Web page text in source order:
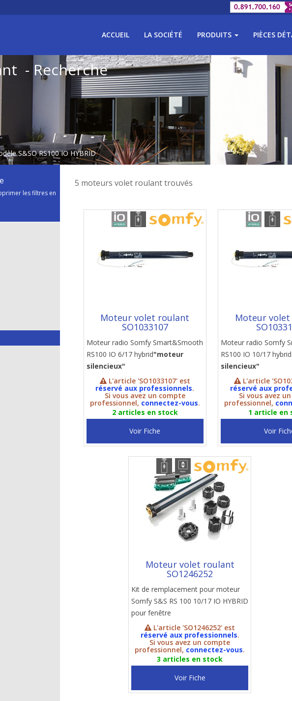
ACCUEIL LA SOCIÉTÉ PRODUITS PIÈCES
- Recherche
S&SO RS100 IO HYBRID
les filtres en
5 moteurs volet roulant trouvés
Moteur volet roulant
SO1033107
Moteur radio Somfy Smart&Smooth
RS100 IO 6/17 hybrid"moteur
silencieux"
L'article 'SO1033107' est
réservé aux professionnels.
Si vous avez un compte
professionnel, connectez-vous.
2 articles en stock
Voir Fiche
Moteur
Moteur radio Somfy
RS100 IO 10/17 hybrid
silencieux"
L'article
réservé aux
Si vous avez
professionnel,
1 article en
Voir
Moteur volet roulant
SO1246252
Kit de remplacement pour moteur
Somfy S&S RS 100 10/17 IO HYBRID
pour fenêtre
L'article 'SO1246252' est
réservé aux professionnels.
Si vous avez un compte
professionnel, connectez-vous.
3 articles en stock
Voir Fiche